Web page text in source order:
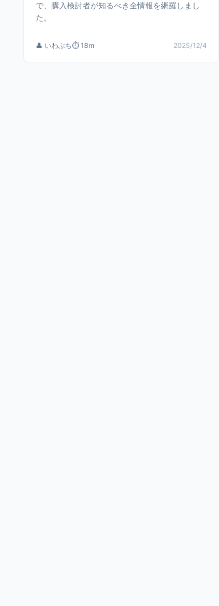
で、購入検討者が知るべき全情報を網羅しまし
た。
👤 いわぶち⏱️ 18m 2025/12/4